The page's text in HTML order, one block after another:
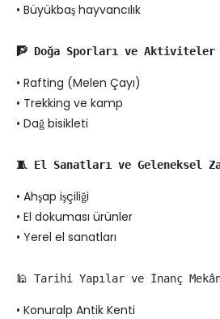
• Büyükbaş hayvancılık
🧗 Doğa Sporları ve Aktiviteler
• Rafting (Melen Çayı)
• Trekking ve kamp
• Dağ bisikleti
🧵 El Sanatları ve Geleneksel
• Ahşap işçiliği
• El dokuması ürünler
• Yerel el sanatları
🕌 Tarihi Yapılar ve İnanç
• Konuralp Antik Kenti